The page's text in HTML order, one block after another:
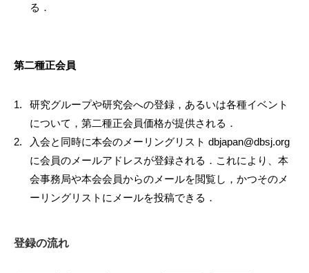
る．
第二種正会員
研究グループや研究会への登録，あるいは各種イベント
について，第二種正会員価格が提供される．
入会と同時に本会のメーリングリスト dbjapan@dbsj.org
に会員のメールアドレスが登録される．これにより、本
会事務局や本会会員からのメールを閲覧し，かつそのメ
ーリングリストにメールを投稿できる．
登録の流れ